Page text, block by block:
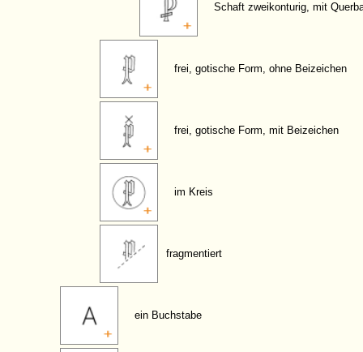
Schaft zweikonturig, mit
frei, gotische Form, ohne Beizeichen
frei, gotische Form, mit Beizeichen
im Kreis
fragmentiert
ein Buchstabe